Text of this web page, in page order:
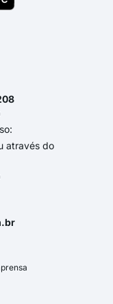
através do